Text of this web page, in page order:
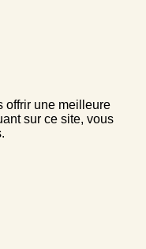
offrir une meilleure
sur ce site, vous